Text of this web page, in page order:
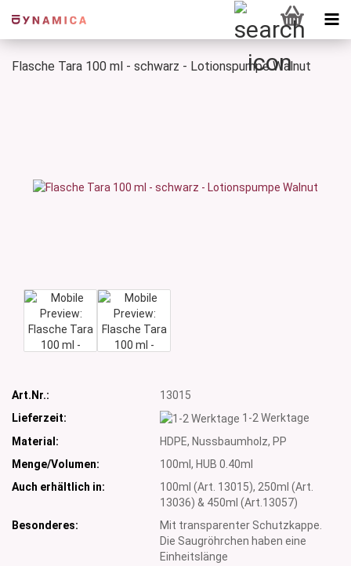
Flasche Tara 100 ml - schwarz - Lotionspumpe Walnut
Art.Nr.:
13015
Lieferzeit:
1-2 Werktage
Material:
HDPE, Nussbaumholz, PP
Menge/Volumen:
100ml, HUB 0.40ml
Auch erhältlich in:
100ml (Art. 13015), 250ml (Art.
13036) & 450ml (Art.13057)
Besonderes:
Mit transparenter Schutzkappe.
Die Saugröhrchen haben eine
Einheitslänge